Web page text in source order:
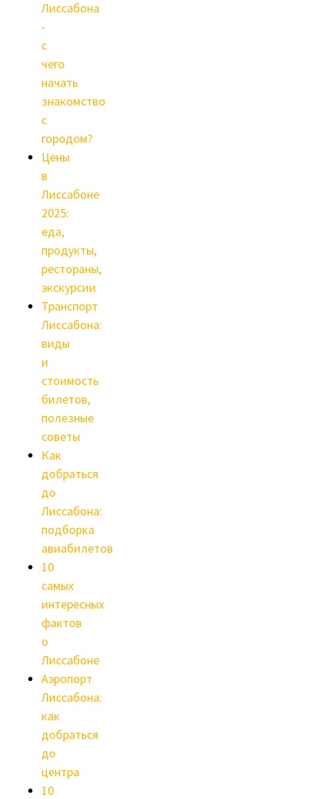
Лиссабона
-
с
чего
начать
знакомство
с
городом?
Цены
в
Лиссабоне
2025:
еда,
продукты,
рестораны,
экскурсии
Транспорт
Лиссабона:
виды
и
стоимость
билетов,
полезные
советы
Как
добраться
до
Лиссабона:
подборка
авиабилетов
10
самых
интересных
фактов
о
Лиссабоне
Аэропорт
Лиссабона:
как
добраться
до
центра
10